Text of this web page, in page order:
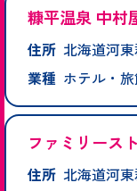
糠平温泉 中村
住所 北海道河
業種 ホテル・
ファミリース
住所 北海道河